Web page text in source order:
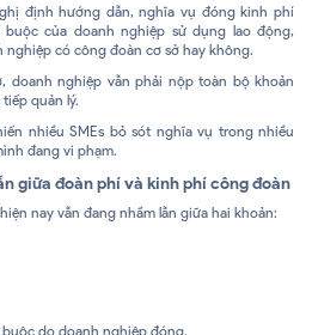
định hướng dẫn, nghĩa vụ đóng kinh phí
của doanh nghiệp sử dụng lao động,
có công đoàn cơ sở hay không.
doanh nghiệp vẫn phải nộp toàn bộ khoản
quản lý.
nhiều SMEs bỏ sót nghĩa vụ trong nhiều
đang vi phạm.
giữa đoàn phí và kinh phí công đoàn
nay vẫn đang nhầm lẫn giữa hai khoản:
do doanh nghiệp đóng.